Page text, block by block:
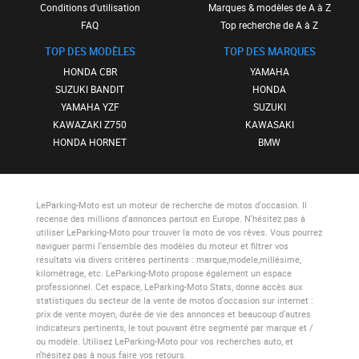
Conditions d'utilisation
FAQ
TOP DES MODÈLES
HONDA CBR
SUZUKI BANDIT
YAMAHA YZF
KAWAZAKI Z750
HONDA HORNET
Marques & modèles de A à Z
Top recherche de A à Z
TOP DES MARQUES
YAMAHA
HONDA
SUZUKI
KAWASAKI
BMW
LeParking-Motoest un moteur de recherche de motos d'occasion. Il
recense des millions d'annonces partout en Europe. N'hésitez pas à
utiliser LeParking-Motopour trouver la moto de vos rêves. Vous pourrez
naviguer parmi l'ensemble des modèles du moteur et filtrer vos
résultats via divers critères pertinents : marque,modele,millésime,
kilométrage, etc. LeParking-Motopropose également un espace
professionnel. Cet espace, LeParking-Moto Stats, donne accès aux
statistiques du secteur de la vente de motos d'occasion sur internet :
prix de vente moyen, durée de vie des annonces et beaucoup d'autres
indicateurs pertinents, le tout pouvant être segmenté par marque et /
ou modèle. Utilisez LeParking-Motopour vos recherches auto, et
n'hésitez pas à nous faire vos retours.